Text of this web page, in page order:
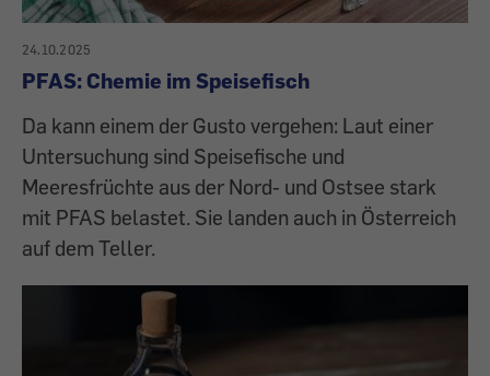
24.10.2025
PFAS: Chemie im Speisefisch
Da kann einem der Gusto vergehen: Laut einer
Untersuchung sind Speisefische und
Meeresfrüchte aus der Nord- und Ostsee stark
mit PFAS belastet. Sie landen auch in Österreich
auf dem Teller.